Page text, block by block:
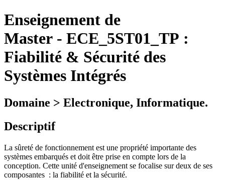
Enseignement de
Master - ECE_5ST01_TP :
Fiabilité & Sécurité des
Systèmes Intégrés
Domaine > Electronique, Informatique.
Descriptif
La sûreté de fonctionnement est une propriété importante des
systèmes embarqués et doit être prise en compte lors de la
conception. Cette unité d'enseignement se focalise sur deux de ses
composantes : la fiabilité et la sécurité.